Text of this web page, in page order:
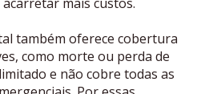
também oferece cobertura
como morte ou perda de
e não cobre todas as